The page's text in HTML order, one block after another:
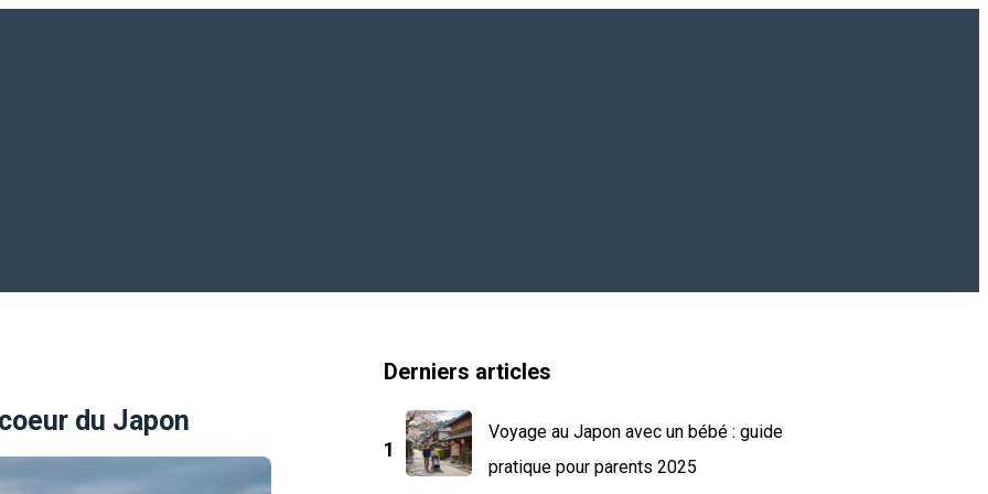
du Japon
Derniers articles
1
Voyage au Japon avec un bébé : guide
pratique pour parents 2025